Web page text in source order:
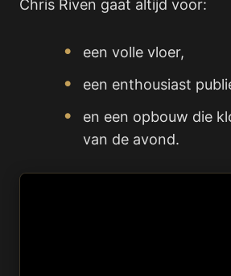
Chris Riven gaat altijd voor:
een volle vloer,
een enthousiast
en een opbouw die
van de avond.